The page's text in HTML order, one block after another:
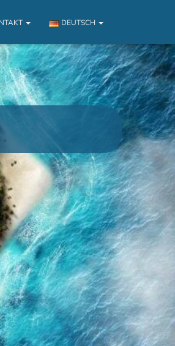
DEUTSCH